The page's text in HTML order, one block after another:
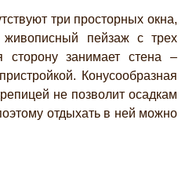
три просторных окна,
живописный пейзаж с трех
сторону занимает стена –
Конусообразная
не позволит осадкам
отдыхать в ней можно